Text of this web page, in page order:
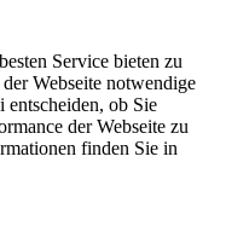
Service bieten zu
Webseite notwendige
ob Sie
der Webseite zu
finden Sie in